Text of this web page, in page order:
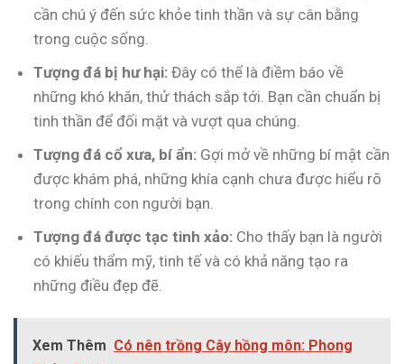
cần chú ý đến sức khỏe tinh thần và sự cân bằng
trong cuộc sống.
Tượng đá bị hư hại: Đây có thể là điềm báo về
những khó khăn, thử thách sắp tới. Bạn cần chuẩn bị
tinh thần để đối mặt và vượt qua chúng.
Tượng đá cổ xưa, bí ẩn: Gợi mở về những bí mật cần
được khám phá, những khía cạnh chưa được hiểu rõ
trong chính con người bạn.
Tượng đá được tạc tinh xảo: Cho thấy bạn là người
có khiếu thẩm mỹ, tinh tế và có khả năng tạo ra
những điều đẹp đẽ.
Xem Thêm Có nên trồng Cây hồng môn: Phong